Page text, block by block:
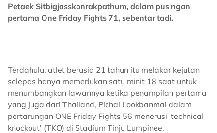
Petaek Sitbigjasskonrakpathum, dalam pusingan
pertama One Friday Fights 71, sebentar tadi.
Terdahulu, atlet berusia 21 tahun itu melakar kejutan
selepas hanya memerlukan satu minit 18 saat untuk
menumbangkan lawannya ketika penampilan pertama
yang juga dari Thailand, Pichai Lookbanmai dalam
pertarungan ONE Friday Fights 56 menerusi 'technical
knockout' (TKO) di Stadium Tinju Lumpinee.